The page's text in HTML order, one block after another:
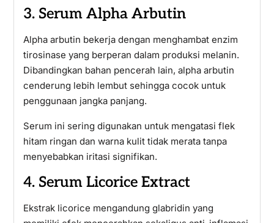
3. Serum Alpha Arbutin
Alpha arbutin bekerja dengan menghambat enzim
tirosinase yang berperan dalam produksi melanin.
Dibandingkan bahan pencerah lain, alpha arbutin
cenderung lebih lembut sehingga cocok untuk
penggunaan jangka panjang.
Serum ini sering digunakan untuk mengatasi flek
hitam ringan dan warna kulit tidak merata tanpa
menyebabkan iritasi signifikan.
4. Serum Licorice Extract
Ekstrak licorice mengandung glabridin yang